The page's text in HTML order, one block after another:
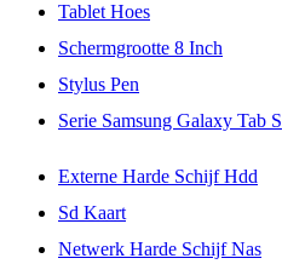
Tablet Hoes
Schermgrootte 8 Inch
Stylus Pen
Serie Samsung Galaxy Tab S
Externe Harde Schijf Hdd
Sd Kaart
Netwerk Harde Schijf Nas